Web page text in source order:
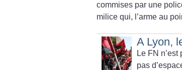
commises par une
milice qui, l’arme au
A Lyon,
Le FN
pas